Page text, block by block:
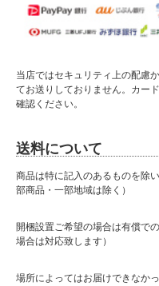
当店ではセキュリティ上の配慮
てお送りしておりません。カー
確認ください。
送料について
商品は特に記入のあるものを除
部商品・一部地域は除く）
開梱設置ご希望の場合は有償で
場合は対応致します）
場所によってはお届けできなか